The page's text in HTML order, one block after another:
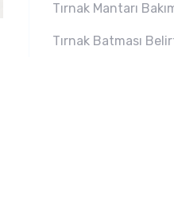
Tırnak Mantarı
Tırnak Batması